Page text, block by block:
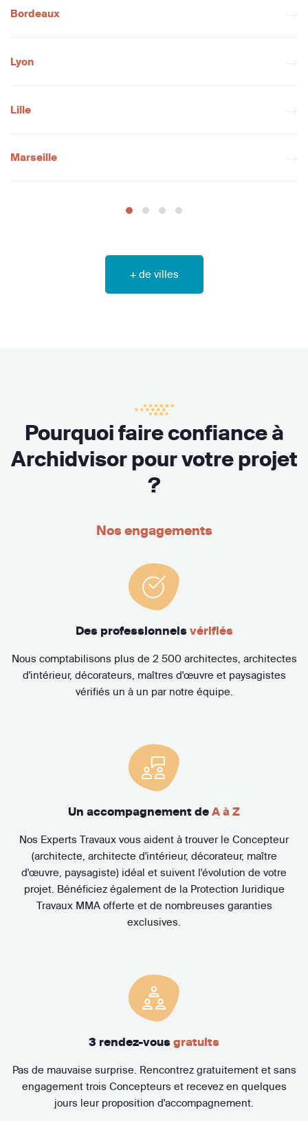
Bordeaux
Lyon
Lille
Marseille
+ de villes
Pourquoi faire confiance à
Archidvisor pour votre projet
?
Nos engagements
Des professionnels vérifiés
Nous comptabilisons plus de 2 500 architectes, architectes
d'intérieur, décorateurs, maîtres d'œuvre et paysagistes
vérifiés un à un par notre équipe.
Un accompagnement de A à Z
Nos Experts Travaux vous aident à trouver le Concepteur
(architecte, architecte d'intérieur, décorateur, maître
d'œuvre, paysagiste) idéal et suivent l'évolution de votre
projet. Bénéficiez également de la Protection Juridique
Travaux MMA offerte et de nombreuses garanties
exclusives.
3 rendez-vous gratuits
Pas de mauvaise surprise. Rencontrez gratuitement et sans
engagement trois Concepteurs et recevez en quelques
jours leur proposition d'accompagnement.